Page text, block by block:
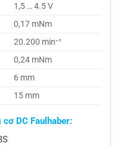
1,5 … 4.5 V
0,17 mNm
20.200 min⁻¹
0,24 mNm
6 mm
15 mm
DC Faulhaber: